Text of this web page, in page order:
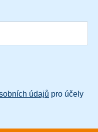
údajů pro účely